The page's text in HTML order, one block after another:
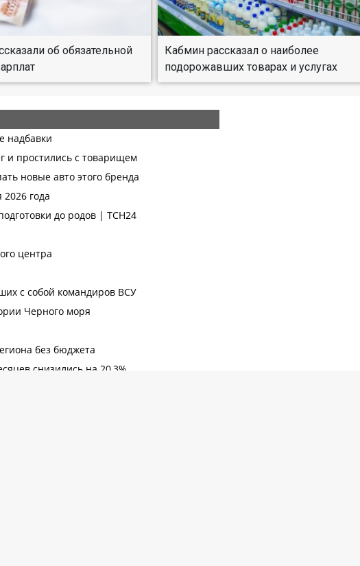
об обязательной
Кабмин рассказал о наиболее
подорожавших товарах и услугах